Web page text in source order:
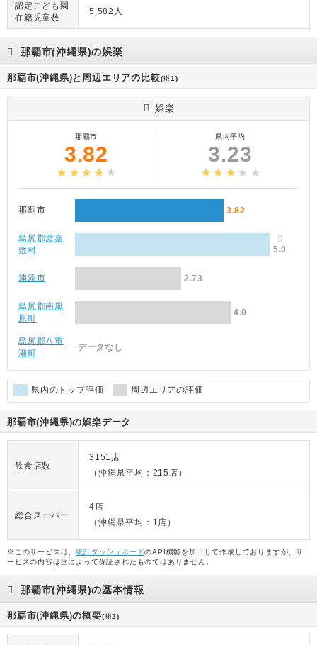
認定こども園
在籍児童数
5,582人
那覇市(沖縄県)の娯楽
那覇市(沖縄県)と周辺エリアの比較(※1)
娯楽
那覇市
3.82
県内平均
3.23
那覇市 3.82
島尻郡渡嘉
敷村
5.0
浦添市 2.73
島尻郡南風
原町
4.0
島尻郡八重
瀬町
データなし
県内のトップ評価 周辺エリアの評価
那覇市(沖縄県)の娯楽データ
飲食店数
3151店
（沖縄県平均：215店）
総合スーパー
4店
（沖縄県平均：1店）
※このサービスは、統計ダッシュボードのAPI機能を加工して作成しておりますが、サ
ービスの内容は国によって保証されたものではありません。
那覇市(沖縄県)の基本情報
那覇市(沖縄県)の概要(※2)